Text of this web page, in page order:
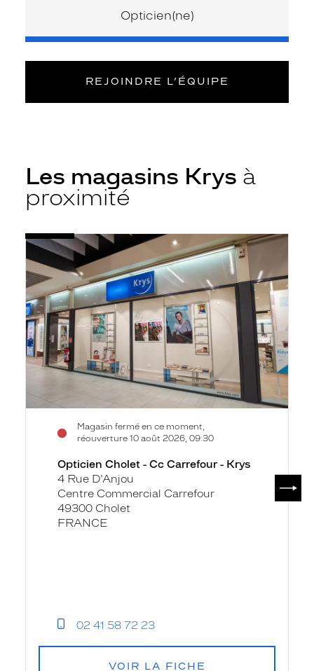
Opticien(ne)
REJOINDRE L’ÉQUIPE
Les magasins Krys à
proximité
Opticien
Cholet
-
Cc
Carrefour
-
Krys
Magasin fermé en ce moment,
réouverture 10 août 2026, 09:30
Voir
la
fiche
Opticien Cholet - Cc Carrefour - Krys
4 Rue D'Anjou
Centre Commercial Carrefour
49300 Cholet
FRANCE
02 41 58 72 23
VOIR LA FICHE